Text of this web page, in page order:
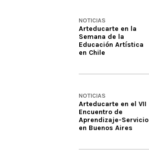
NOTICIAS
Arteducarte en la
Semana de la
Educación Artística
en Chile
NOTICIAS
Arteducarte en el VII
Encuentro de
Aprendizaje-Servicio
en Buenos Aires